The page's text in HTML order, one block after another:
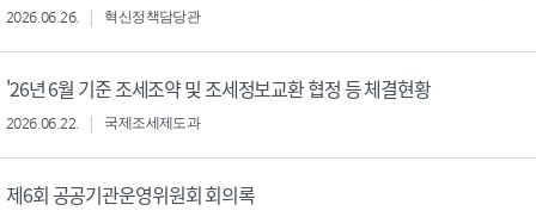
2026.06.26. 혁신정책담당관
'26년 6월 기준 조세조약 및 조세정보교환 협정 등 체결현황
2026.06.22. 국제조세제도과
제6회 공공기관운영위원회 회의록